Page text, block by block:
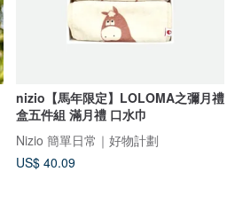
nizio【馬年限定】LOLOMA之彌月禮
盒五件組 滿月禮 口水巾
Nizio 簡單日常｜好物計劃
US$ 40.09